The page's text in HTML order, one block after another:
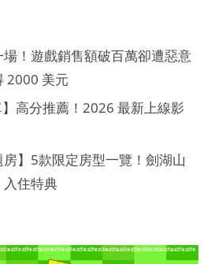
！遊戲銷售額破百萬卻遭惡意
2000 美元
高分推薦！2026 最新上線影
房】5款限定房型一覽！劍湖山
入住特典